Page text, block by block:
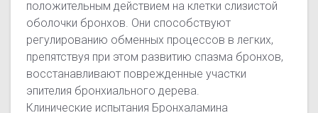
положительным действием на клетки слизистой
оболочки бронхов. Они способствуют
регулированию обменных процессов в легких,
препятствуя при этом развитию спазма бронхов,
восстанавливают поврежденные участки
эпителия бронхиального дерева.
Клинические испытания Бронхаламина